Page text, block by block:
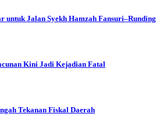
untuk Jalan Syekh Hamzah Fansuri–Runding
Kini Jadi Kejadian Fatal
Tekanan Fiskal Daerah